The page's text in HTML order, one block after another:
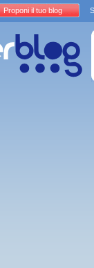
Proponi il tuo blog